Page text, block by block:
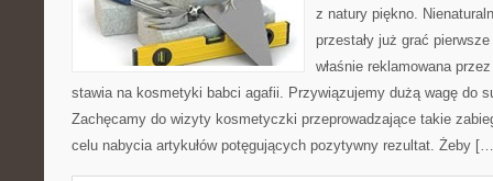
z natury piękno.
przestały już grać
właśnie reklamowana
stawia na kosmetyki babci agafii. Przywiązujemy dużą wagę do
Zachęcamy do wizyty kosmetyczki przeprowadzające takie
celu nabycia artykułów potęgujących pozytywny rezultat. Żeby